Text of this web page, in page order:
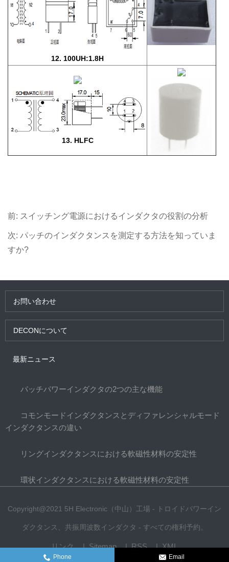
12. 100UH:1.8H
13. HLFC
前: スイッチング電源におけるインダクタの役割の分析
次: パッチのインダクタンスを測定する方法を知っていま
すか?
お問い合わせ
DECONについて
最新ニュース
パッチパワーインダクタの2つの主な機能
コモンモードインダクタンスとディファレンシャルモード
インダクタンスの違い
リングインダクタンスにおける軟磁性材料の安定性
環状インダクタンスにおける軟磁性材料の安定性
Copyright@2021 5H Electronic（中山）工場 - トロイドパワーイン
ダクタンス、共振周波数インダクタ - すべての権利予約。
リンク Sitemap RSS XML